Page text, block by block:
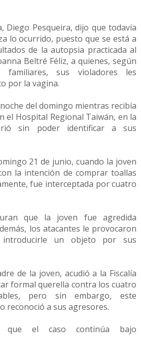
Diego Pesqueira, dijo que todavía
lo ocurrido, puesto que se está a
de la autopsia practicada al
Beltré Féliz, a quienes, según
sus violadores les
por la vagina.
del domingo mientras recibía
el Hospital Regional Taiwán, en la
sin poder identificar a sus
21 de junio, cuando la joven
la intención de comprar toallas
fue interceptada por cuatro
que la joven fue agredida
los atacantes le provocaron
introducirle un objeto por sus
de la joven, acudió a la Fiscalía
formal querella contra los cuatro
pero sin embargo, este
reconoció a sus agresores.
que el caso continúa bajo